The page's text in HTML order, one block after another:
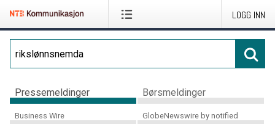
LOGG INN
Pressemeldinger Børsmeldinger
Business Wire GlobeNewswire by notified